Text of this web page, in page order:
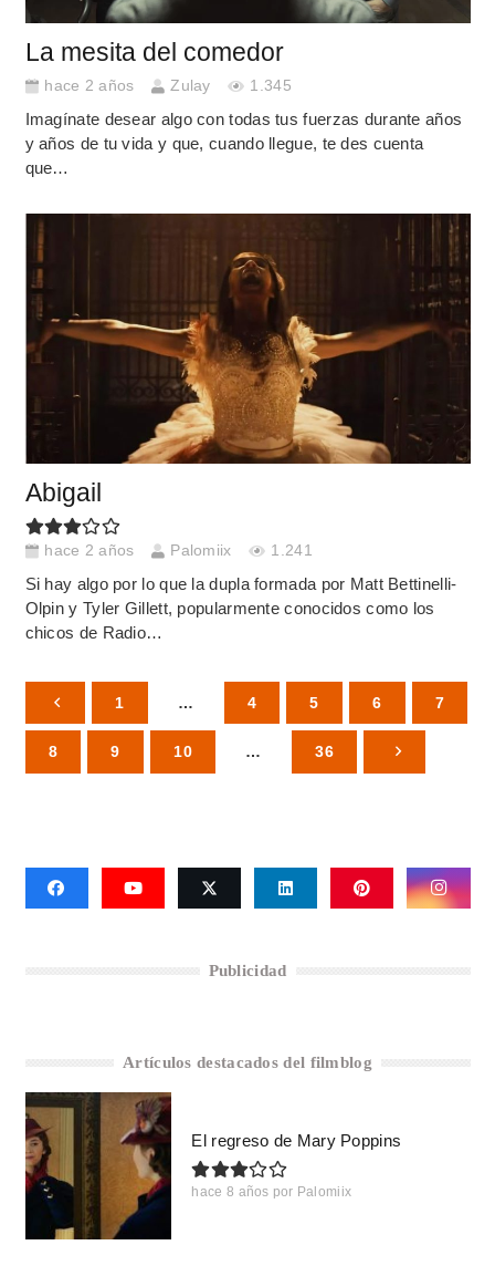
La mesita del comedor
hace 2 años Zulay 1.345
Imagínate desear algo con todas tus fuerzas durante años
y años de tu vida y que, cuando llegue, te des cuenta
que…
Abigail
hace 2 años Palomiix 1.241
Si hay algo por lo que la dupla formada por Matt Bettinelli-
Olpin y Tyler Gillett, popularmente conocidos como los
chicos de Radio…
1 … 4 5 6 7
8 9 10 … 36
Publicidad
Artículos destacados del filmblog
El regreso de Mary Poppins
hace 8 años por Palomiix